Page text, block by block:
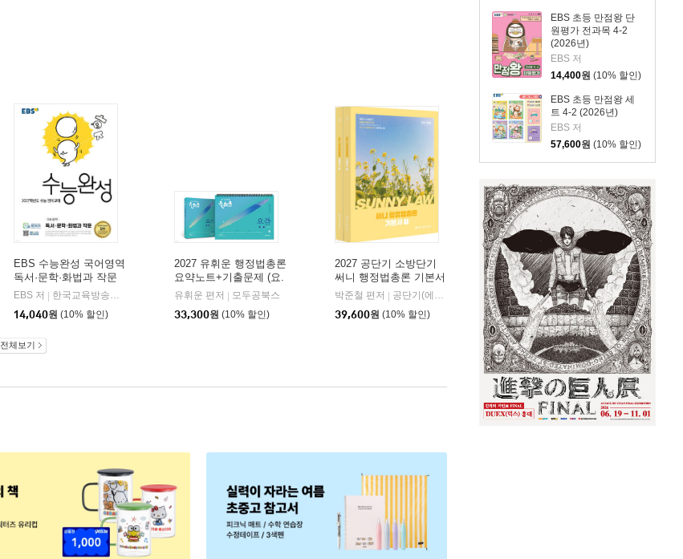
EBS 초등 만점왕 단
원평가 전과목 4-2
(2026년)
EBS 저
14,400원 (10% 할인)
EBS 초등 만점왕 세
트 4-2 (2026년)
EBS 저
57,600원 (10% 할인)
EBS 수능완성 국어영역
독서·문학·화법과 작문
(2026년)
EBS 저
한국교육방송공사
14,040원 (10% 할인)
2027 유휘운 행정법총론
요약노트+기출문제 (요.
플.)
유휘운 편저
모두공북스
33,300원 (10% 할인)
2027 공단기 소방단기
써니 행정법총론 기본서
박준철 편저
공단기(에스티유니타스)
39,600원 (10% 할인)
전체보기